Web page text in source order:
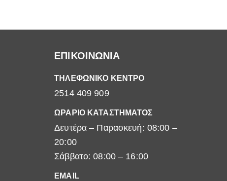
ΕΠΙΚΟΙΝΩΝΙΑ
ΤΗΛΕΦΩΝΙΚΟ ΚΕΝΤΡΟ
2514 409 909
ΩΡΑΡΙΟ ΚΑΤΑΣΤΗΜΑΤΟΣ
Δευτέρα – Παρασκευή: 08:00 –
20:00
Σάββατο: 08:00 – 16:00
EMAIL